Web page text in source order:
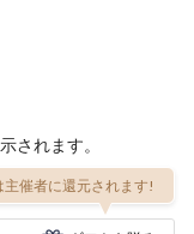
されます。
催者に還元されます!